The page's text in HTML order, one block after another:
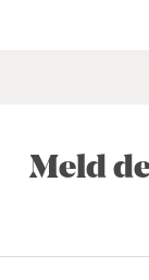
Meld